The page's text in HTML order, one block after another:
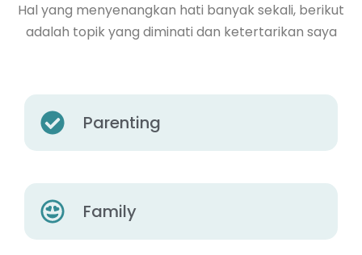
Hal yang menyenangkan hati banyak sekali, berikut
adalah topik yang diminati dan ketertarikan saya
Parenting
Family